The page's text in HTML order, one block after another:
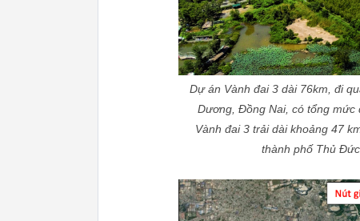
Dự án Vành đai 3 dài 76km, đi
Dương, Đồng Nai, có tổng mức
Vành đai 3 trải dài khoảng 47
thành phố Thủ